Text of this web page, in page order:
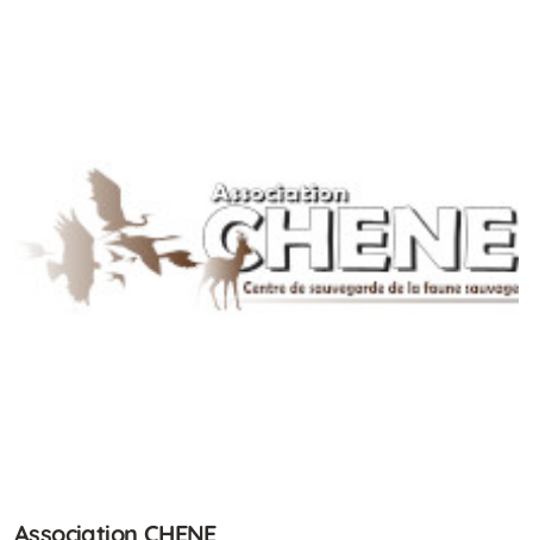
Association CHENE